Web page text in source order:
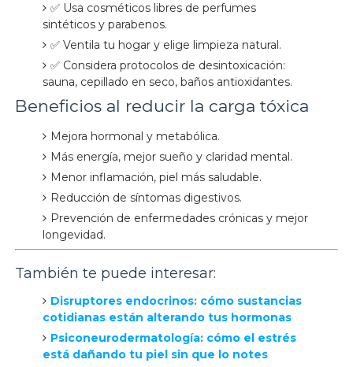
✅ Usa cosméticos libres de perfumes
sintéticos y parabenos.
✅ Ventila tu hogar y elige limpieza natural.
✅ Considera protocolos de desintoxicación:
sauna, cepillado en seco, baños antioxidantes.
Beneficios al reducir la carga tóxica
Mejora hormonal y metabólica.
Más energía, mejor sueño y claridad mental.
Menor inflamación, piel más saludable.
Reducción de síntomas digestivos.
Prevención de enfermedades crónicas y mejor
longevidad.
También te puede interesar:
Disruptores endocrinos: cómo sustancias
cotidianas están alterando tus hormonas
Psiconeurodermatología: cómo el estrés
está dañando tu piel sin que lo notes